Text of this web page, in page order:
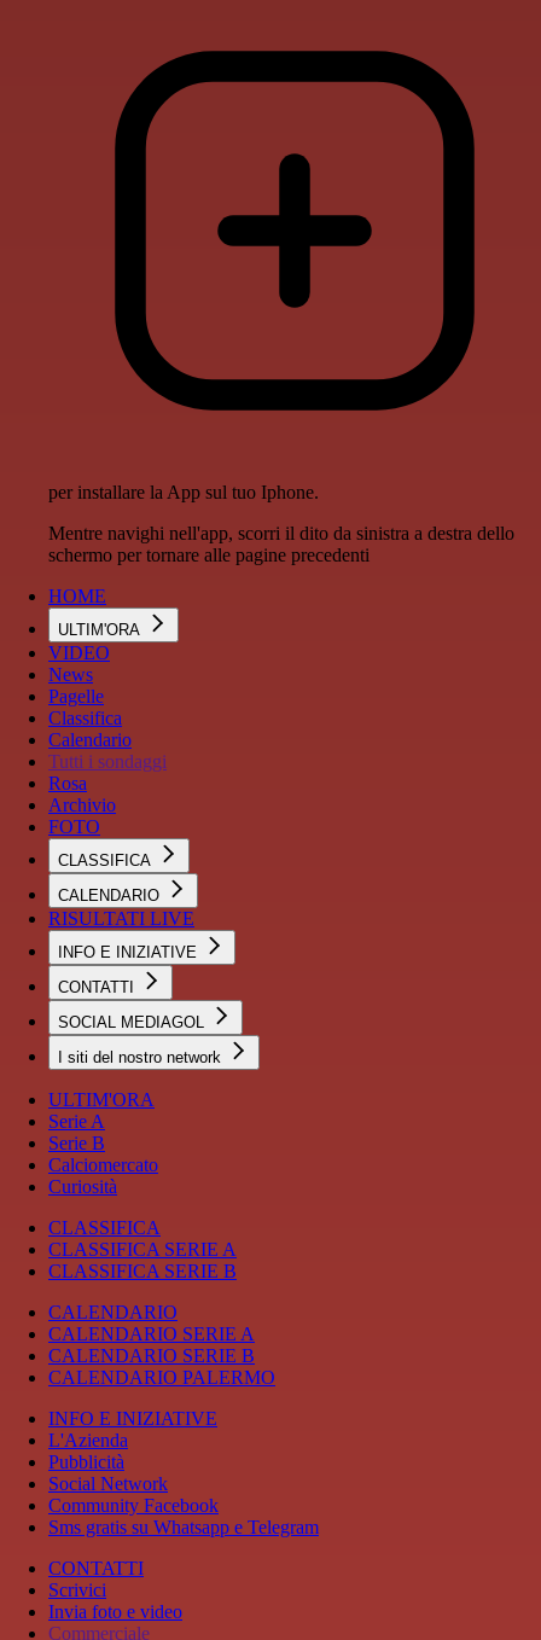
per installare la App sul tuo Iphone.
Mentre navighi nell'app, scorri il dito da sinistra a destra dello
schermo per tornare alle pagine precedenti
HOME
ULTIM'ORA
VIDEO
News
Pagelle
Classifica
Calendario
Tutti i sondaggi
Rosa
Archivio
FOTO
CLASSIFICA
CALENDARIO
RISULTATI LIVE
INFO E INIZIATIVE
CONTATTI
SOCIAL MEDIAGOL
I siti del nostro network
ULTIM'ORA
Serie A
Serie B
Calciomercato
Curiosità
CLASSIFICA
CLASSIFICA SERIE A
CLASSIFICA SERIE B
CALENDARIO
CALENDARIO SERIE A
CALENDARIO SERIE B
CALENDARIO PALERMO
INFO E INIZIATIVE
L'Azienda
Pubblicità
Social Network
Community Facebook
Sms gratis su Whatsapp e Telegram
CONTATTI
Scrivici
Invia foto e video
Commerciale